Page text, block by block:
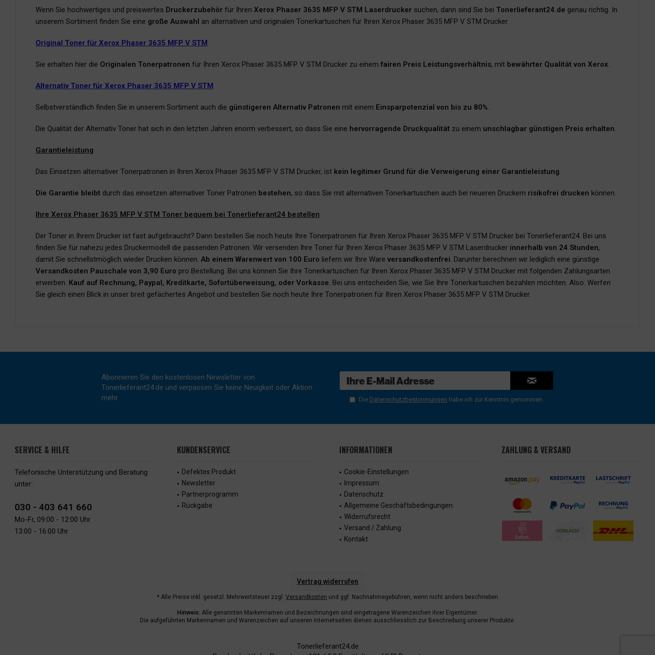
Wenn Sie hochwertiges und preiswertes Druckerzubehör für Ihren Xerox Phaser 3635 MFP V STM Laserdrucker suchen, dann sind Sie bei Tonerlieferant24.de genau richtig. In
unserem Sortiment finden Sie eine große Auswahl an alternativen und originalen Tonerkartuschen für Ihren Xerox Phaser 3635 MFP V STM Drucker.
Original Toner für Xerox Phaser 3635 MFP V STM
Sie erhalten hier die Originalen Tonerpatronen für Ihren Xerox Phaser 3635 MFP V STM Drucker zu einem fairen Preis Leistungsverhältnis, mit bewährter Qualität von Xerox.
Alternativ Toner für Xerox Phaser 3635 MFP V STM
Selbstverständlich finden Sie in unserem Sortiment auch die günstigeren Alternativ Patronen mit einem Einsparpotenzial von bis zu 80%.
Die Qualität der Alternativ Toner hat sich in den letzten Jahren enorm verbessert, so dass Sie eine hervorragende Druckqualität zu einem unschlagbar günstigen Preis erhalten.
Garantieleistung
Das Einsetzen alternativer Tonerpatronen in Ihren Xerox Phaser 3635 MFP V STM Drucker, ist kein legitimer Grund für die Verweigerung einer Garantieleistung.
Die Garantie bleibt durch das einsetzen alternativer Toner Patronen bestehen, so dass Sie mit alternativen Tonerkartuschen auch bei neueren Druckern risikofrei drucken können.
Ihre Xerox Phaser 3635 MFP V STM Toner bequem bei Tonerlieferant24 bestellen
Der Toner in Ihrem Drucker ist fast aufgebraucht? Dann bestellen Sie noch heute Ihre Tonerpatronen für Ihren Xerox Phaser 3635 MFP V STM Drucker bei Tonerlieferant24. Bei uns
finden Sie für nahezu jedes Druckermodell die passenden Patronen. Wir versenden Ihre Toner für Ihren Xerox Phaser 3635 MFP V STM Laserdrucker innerhalb von 24 Stunden,
damit Sie schnellstmöglich wieder Drucken können. Ab einem Warenwert von 100 Euro liefern wir Ihre Ware versandkostenfrei. Darunter berechnen wir lediglich eine günstige
Versandkosten Pauschale von 3,90 Euro pro Bestellung. Bei uns können Sie Ihre Tonerkartuschen für Ihren Xerox Phaser 3635 MFP V STM Drucker mit folgenden Zahlungsarten
erwerben. Kauf auf Rechnung, Paypal, Kreditkarte, Sofortüberweisung, oder Vorkasse. Bei uns entscheiden Sie, wie Sie Ihre Tonerkartuschen bezahlen möchten. Also: Werfen
Sie gleich einen Blick in unser breit gefächertes Angebot und bestellen Sie noch heute Ihre Tonerpatronen für Ihren Xerox Phaser 3635 MFP V STM Drucker.
Abonnieren Sie den kostenlosen Newsletter von
Tonerlieferant24.de und verpassen Sie keine Neuigkeit oder Aktion
mehr.
Die Datenschutzbestimmungen habe ich zur Kenntnis genommen.
SERVICE & HILFE
Telefonische Unterstützung und Beratung
unter:
030 - 403 641 660
Mo-Fr, 09:00 - 12:00 Uhr
13:00 - 16:00 Uhr
KUNDENSERVICE
Defektes Produkt
Newsletter
Partnerprogramm
Rückgabe
INFORMATIONEN
Cookie-Einstellungen
Impressum
Datenschutz
Allgemeine Geschäftsbedingungen
Widerrufsrecht
Versand / Zahlung
Kontakt
ZAHLUNG & VERSAND
Vertrag widerrufen
* Alle Preise inkl. gesetzl. Mehrwertsteuer zzgl. Versandkosten und ggf. Nachnahmegebühren, wenn nicht anders beschrieben
Hinweis: Alle genannten Markennamen und Bezeichnungen sind eingetragene Warenzeichen ihrer Eigentümer.
Die aufgeführten Markennamen und Warenzeichen auf unseren Internetseiten dienen ausschliesslich zur Beschreibung unserer Produkte.
Tonerlieferant24.de